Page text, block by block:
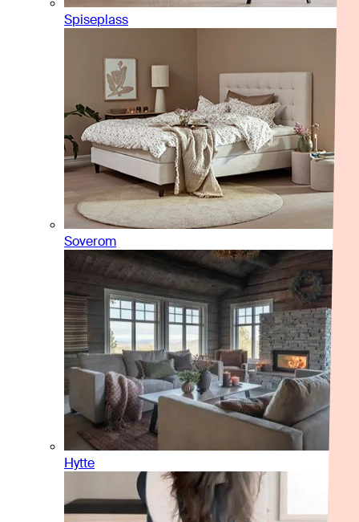
Spiseplass
Soverom
Hytte